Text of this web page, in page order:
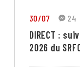
30/07 24
DIRECT :
2026 du